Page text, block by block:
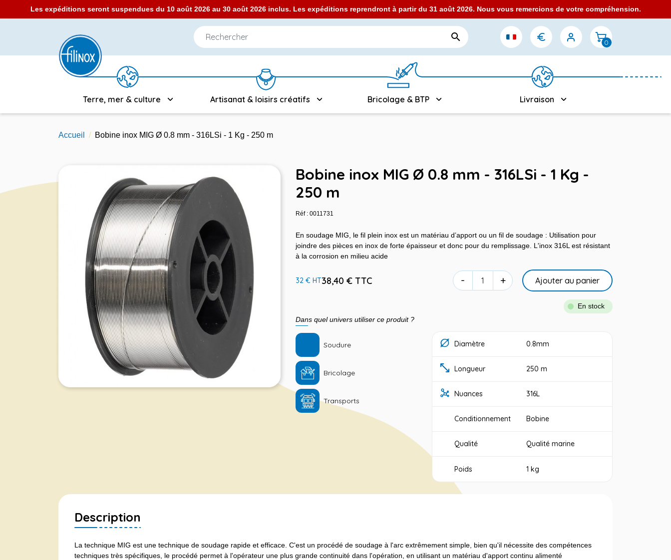
Les expéditions seront suspendues du 10 août 2026 au 30 août 2026 inclus. Les expéditions reprendront à partir du 31 août 2026. Nous vous remercions de votre compréhension.
 0
Terre, mer & culture Artisanat & loisirs créatifs Bricolage & BTP Livraison
Accueil Bobine inox MIG Ø 0.8 mm - 316LSi - 1 Kg - 250 m
Bobine inox MIG Ø 0.8 mm - 316LSi - 1 Kg -
250 m
Réf : 0011731
En soudage MIG, le fil plein inox est un matériau d’apport ou un fil de soudage : Utilisation pour
joindre des pièces en inox de forte épaisseur et donc pour du remplissage. L'inox 316L est résistant
à la corrosion en milieu acide
32 € HT38,40 € TTC - + Ajouter au panier
En stock
Dans quel univers utiliser ce produit ?
Soudure
Bricolage
Transports
Diamètre 0.8mm
Longueur 250 m
Nuances 316L
Conditionnement Bobine
Qualité Qualité marine
Poids 1 kg
Description
La technique MIG est une technique de soudage rapide et efficace. C'est un procédé de soudage à l'arc extrêmement simple, bien qu'il nécessite des compétences
techniques très spécifiques, le procédé permet à l'opérateur une plus grande continuité dans l'opération, en utilisant un matériau d'apport continu alimenté